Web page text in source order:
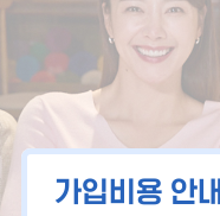
가입비용 안내